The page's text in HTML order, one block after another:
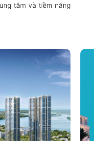
tâm và tiềm năng